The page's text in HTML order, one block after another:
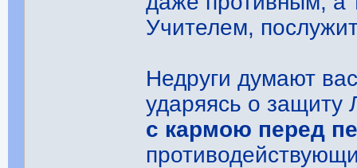
Учителем,
Недруги думают
ударяясь о защиту
с кармою перед